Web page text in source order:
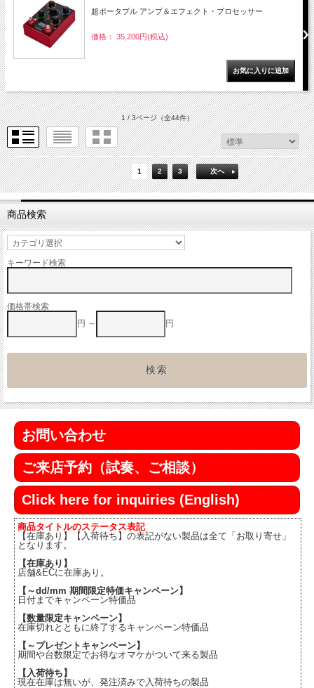
超ポータブル アンプ＆エフェクト・プロセッサー
価格： 35,200円(税込)
1 / 3ページ（全44件）
1 2 3 次へ
商品検索
キーワード検索
価格帯検索
円 ～
円
お問い合わせ
ご来店予約（試奏、ご相談）
Click here for inquiries (English)
商品タイトルのステータス表記
【在庫あり】【入荷待ち】の表記がない製品は全て「お取り寄せ」
となります。
【在庫あり】
店舗&ECに在庫あり。
【～dd/mm 期間限定特価キャンペーン】
日付までキャンペーン特価品
【数量限定キャンペーン】
在庫切れとともに終了するキャンペーン特価品
【～プレゼントキャンペーン】
期間や台数限定でお得なオマケがついて来る製品
【入荷待ち】
現在在庫は無いが、発注済みで入荷待ちの製品